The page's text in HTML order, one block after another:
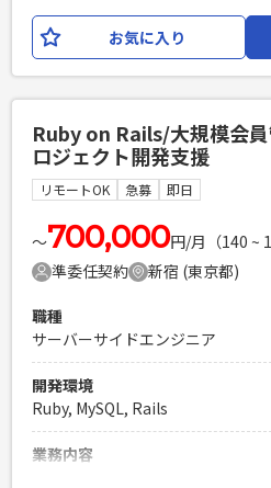
・大規模またはモダンなWebア
ソースコードレビュー、技術選定
・TypeScriptを用いた実務開発経
/Reactを用いたフロントエンドの
バーレス環境でのバックエンド開
Lambda、およびEventBridge /
ベント駆動・非同期処理の実装経
を用いたIaC（Infrastructure as
Jest 等を用いたテストコードの
PHPを用いたWebサービスの開
Laravelを用いた開発経験1年以上
・受注後の要件定義、基本設計
Looker Studio、BigQueryを活用
Looker、Looker Studio、
リセールスまたは顧客折衝を伴う
ら参画したプロジェクト経験
Laravelを用いた開発経験1年
エンジニア複数人のチームでの
お気に入り
Ruby on Rails/大規模会
ロジェクト開発支援
リモートOK 急募 即日
〜700,000円/月（140 ~
準委任契約
新宿 (東京都)
職種
サーバーサイドエンジニア
開発環境
Ruby, MySQL, Rails
業務内容